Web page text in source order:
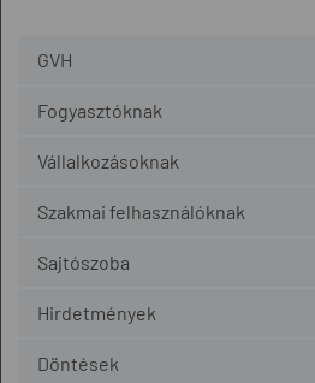
GVH
Fogyasztóknak
Vállalkozásoknak
Szakmai felhasználóknak
Sajtószoba
Hirdetmények
Döntések